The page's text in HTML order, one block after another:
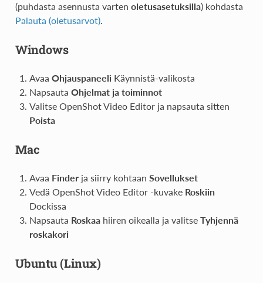
(puhdasta asennusta varten oletusasetuksilla) kohdasta
Palauta (oletusarvot).
Windows
Avaa Ohjauspaneeli Käynnistä-valikosta
Napsauta Ohjelmat ja toiminnot
Valitse OpenShot Video Editor ja napsauta sitten
Poista
Mac
Avaa Finderja siirry kohtaan Sovellukset
Vedä OpenShot Video Editor -kuvake Roskiin
Dockissa
Napsauta Roskaahiiren oikealla ja valitse Tyhjennä
roskakori
Ubuntu (Linux)